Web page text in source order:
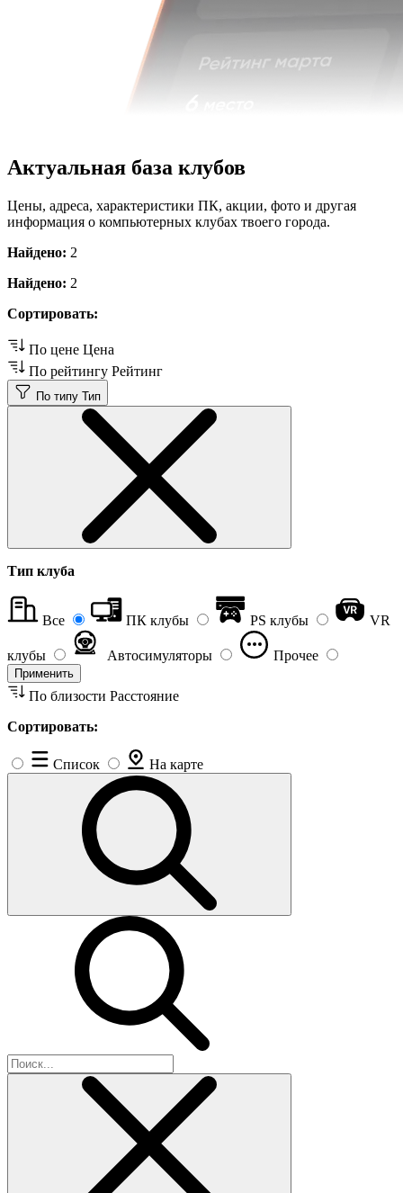
Актуальная база клубов
Цены, адреса, характеристики ПК, акции, фото и другая
информация о компьютерных клубах твоего города.
Найдено: 2
Найдено: 2
Сортировать:
По цене Цена
По рейтингу Рейтинг
По типу Тип
Тип клуба
Все ПК клубы PS клубы VR
клубы Автосимуляторы Прочее
Применить
По близости Расстояние
Сортировать:
Список На карте